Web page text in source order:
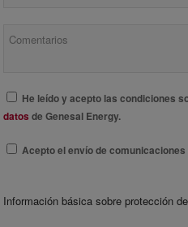
He leído y acepto las condiciones
datos de Genesal Energy.
Acepto el envío de
Información básica sobre protección